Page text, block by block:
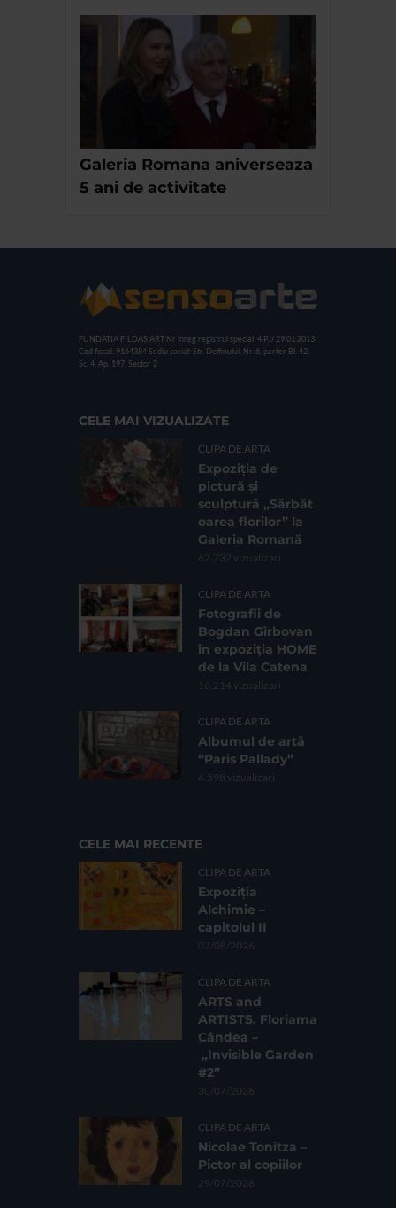
Galeria Romana aniverseaza
5 ani de activitate
FUNDATIA FILDAS ART Nr inreg registrul special: 4 PJ/ 29.01.2013
Cod fiscal: 9164384 Sediu social: Str. Delfinului, Nr. 6, parter Bl. 42,
Sc. 4, Ap. 197, Sector 2
CELE MAI VIZUALIZATE
CLIPA DE ARTA
Expoziția de
pictură și
sculptură „Sărbăt
oarea florilor” la
Galeria Romană
62.732 vizualizari
CLIPA DE ARTA
Fotografii de
Bogdan Gîrbovan
în expoziția HOME
de la Vila Catena
16.214 vizualizari
CLIPA DE ARTA
Albumul de artă
“Paris Pallady”
6.598 vizualizari
CELE MAI RECENTE
CLIPA DE ARTA
Expoziția
Alchimie –
capitolul II
07/08/2026
CLIPA DE ARTA
ARTS and
ARTISTS. Floriama
Cândea –
„Invisible Garden
#2”
30/07/2026
CLIPA DE ARTA
Nicolae Tonitza –
Pictor al copiilor
29/07/2026